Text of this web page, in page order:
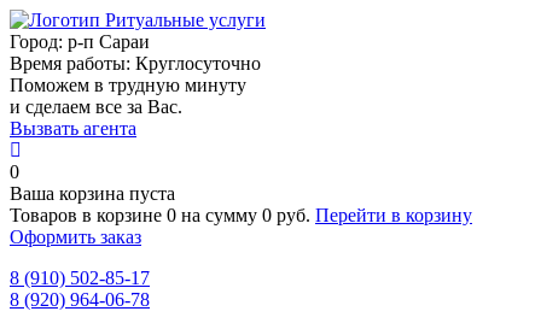
Город: р-п Сараи
Время работы: Круглосуточно
Поможем в трудную минуту
и сделаем все за Вас.
Вызвать агента
0
Ваша корзина пуста
Товаров в корзине 0 на сумму 0 руб. Перейти в корзину
Оформить заказ
8 (910) 502-85-17
8 (920) 964-06-78